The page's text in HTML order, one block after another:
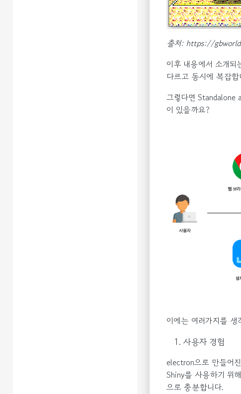
출처: https://
이후 내용에서 소개
다르고 동시에 복잡합
그렇다면 Standalone
이 있을까요?
이에는 여러가지를
사용자 경험
electron으로 만들어진
Shiny를 사용하기 위
으로 충분합니다.